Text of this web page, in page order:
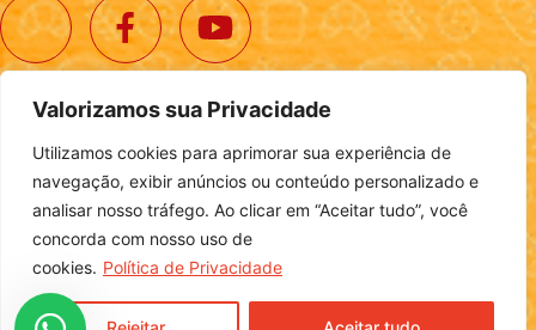
Valorizamos sua Privacidade
Utilizamos cookies para aprimorar sua experiência de
navegação, exibir anúncios ou conteúdo personalizado e
analisar nosso tráfego. Ao clicar em “Aceitar tudo”, você
concorda com nosso uso de
cookies. Política de Privacidade
© 2025. Realta Alimentos. Todos os direitos reservados.
Política de Privacidade|Definições de Cookies
Desenvolvido por